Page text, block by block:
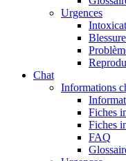
Urgences
Chat
Informations
Fiches
Fiches
FAQ